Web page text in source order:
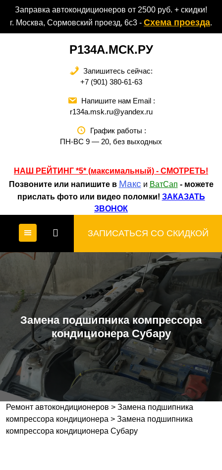
Перейти
содержимому
Заправка автокондиционеров от 2500 руб. + скидки!
г. Москва, Сормовский проезд, 6с3 - Схема проезда.
Р134А.МСК.РУ
Запишитесь сейчас:
+7 (901) 380-61-63
Напишите нам Email :
r134a.msk.ru@yandex.ru
График работы :
ПН-ВС 9 — 20, без выходных
НАШ РЕЙТИНГ *5* (максимальный) - СМОТРЕТЬ!
Позвоните или напишите в Макс и ВатСап - можете
прислать фото или видео поломки! ЗАКАЗАТЬ
ЗВОНОК
ЗАПИСАТЬСЯ СО СКИДКОЙ
Замена подшипника компрессора
кондиционера Субару
Ремонт автокондиционеров > Замена подшипника
компрессора кондиционера > Замена подшипника
компрессора кондиционера Субару